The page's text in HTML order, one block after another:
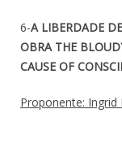
6-A LIBERDADE
OBRA THE
CAUSE OF
Proponente: Ingrid